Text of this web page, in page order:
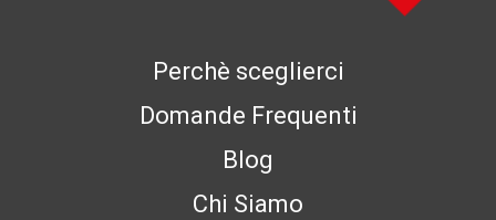
Perchè sceglierci
Domande Frequenti
Blog
Chi Siamo